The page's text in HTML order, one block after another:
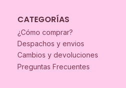
CATEGORÍAS
¿Cómo comprar?
Despachos y envios
Cambios y devoluciones
Preguntas Frecuentes